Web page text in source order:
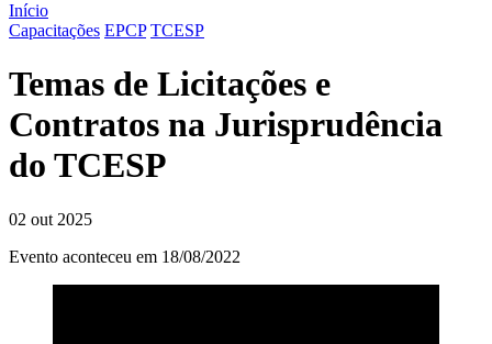
Início
Capacitações EPCP TCESP
Temas de Licitações e
Contratos na Jurisprudência
do TCESP
02 out 2025
Evento aconteceu em 18/08/2022